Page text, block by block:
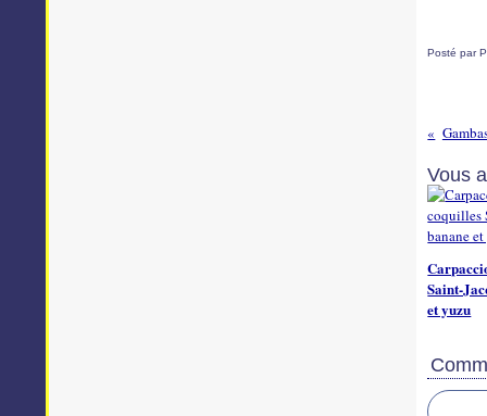
Posté par
Vous
Saint-
et yuzu